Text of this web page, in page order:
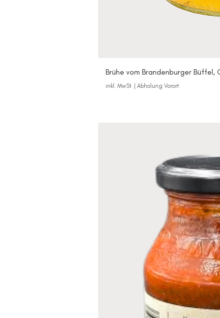
Brühe vom Brandenburger Büffel,
inkl. MwSt. | Abholung Vorort